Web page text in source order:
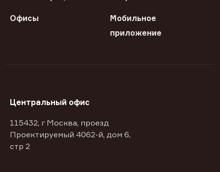
Офисы
Мобильное
приложение
Центральный офис
115432, г Москва, проезд
Проектируемый 4062-й, дом 6,
стр 2